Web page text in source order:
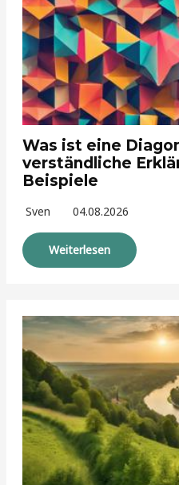
Was ist eine
verständliche
Beispiele
Sven 04.08.2026
Weiterlesen